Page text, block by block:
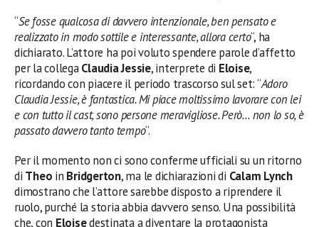
“Se fosse qualcosa di davvero intenzionale, ben pensato e
realizzato in modo sottile e interessante, allora certo“, ha
dichiarato. L’attore ha poi voluto spendere parole d’affetto
per la collegaClaudia Jessie, interprete di Eloise,
ricordando con piacere il periodo trascorso sul set: “Adoro
Claudia Jessie, è fantastica. Mi piace moltissimo lavorare con lei
e con tutto il cast, sono persone meravigliose. Però… non lo so, è
passato davvero tanto tempo“.
Per il momento non ci sono conferme ufficiali su un ritorno
di Theo in Bridgerton, ma le dichiarazioni di Calam Lynch
dimostrano che l’attore sarebbe disposto a riprendere il
ruolo, purché la storia abbia davvero senso. Una possibilità
che, con Eloisedestinata a diventare la protagonista